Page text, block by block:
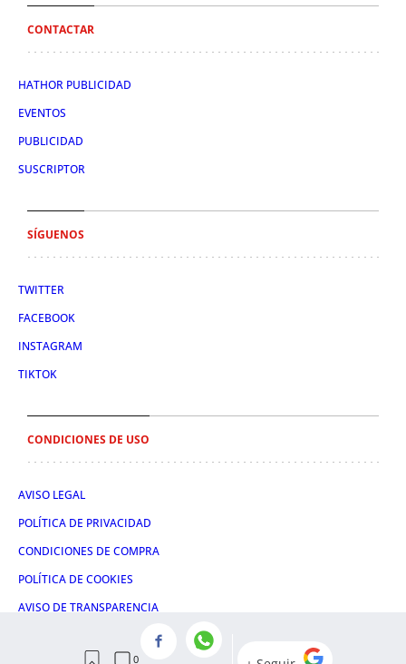
CONTACTAR
HATHOR PUBLICIDAD
EVENTOS
PUBLICIDAD
SUSCRIPTOR
SÍGUENOS
TWITTER
FACEBOOK
INSTAGRAM
TIKTOK
CONDICIONES DE USO
AVISO LEGAL
POLÍTICA DE PRIVACIDAD
CONDICIONES DE COMPRA
POLÍTICA DE COOKIES
AVISO DE TRANSPARENCIA